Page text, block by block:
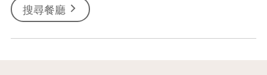
搜尋餐廳